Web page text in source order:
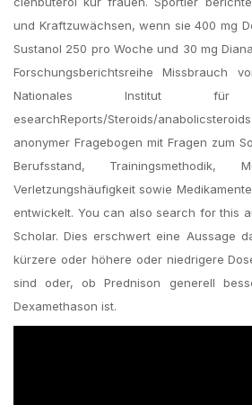
und Kraftzuwächsen, wenn sie 400 mg
Sustanol 250 pro Woche und 30 mg
Forschungsberichtsreihe Missbrauch
Nationales Institut für
esearchReports/Steroids/
anonymer Fragebogen mit Fragen zum
Berufsstand, Trainingsmethodik,
Verletzungshäufigkeit sowie
entwickelt. You can also search for this
Scholar. Dies erschwert eine Aussage
kürzere oder höhere oder niedrigere
sind oder, ob Prednison generell
Dexamethason ist.